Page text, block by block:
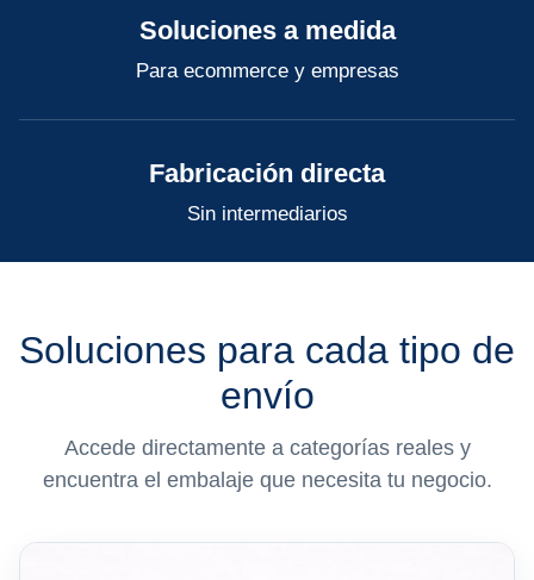
Soluciones a medida
Para ecommerce y empresas
Fabricación directa
Sin intermediarios
Soluciones para cada tipo de
envío
Accede directamente a categorías reales y
encuentra el embalaje que necesita tu negocio.